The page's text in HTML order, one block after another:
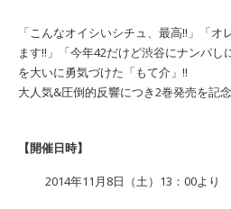
「こんなオイシいシチュ、最高!!」「オ
ます!!」「今年42だけど渋谷にナンパし
を大いに勇気づけた「もて介」!!
大人気&圧倒的反響につき2巻発売を記
【開催日時】
2014年11月8日（土）13：00より